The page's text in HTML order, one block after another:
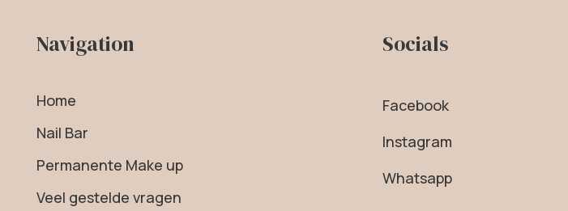
Navigation
Home
Nail Bar
Permanente Make up
Veel gestelde vragen
Socials
Facebook
Instagram
Whatsapp